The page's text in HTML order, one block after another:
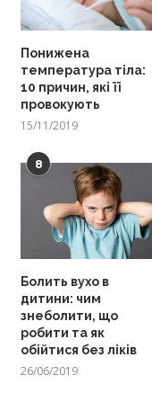
Понижена
температура тіла:
10 причин, які її
провокують
15/11/2019
8
Болить вухо в
дитини: чим
знеболити, що
робити та як
обійтися без ліків
26/06/2019